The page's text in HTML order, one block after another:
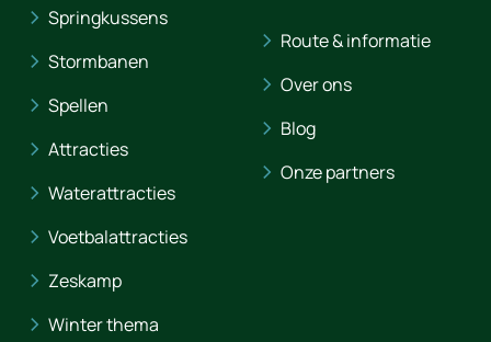
Springkussens
Stormbanen
Spellen
Attracties
Waterattracties
Voetbalattracties
Zeskamp
Winter thema
Route & informatie
Over ons
Blog
Onze partners